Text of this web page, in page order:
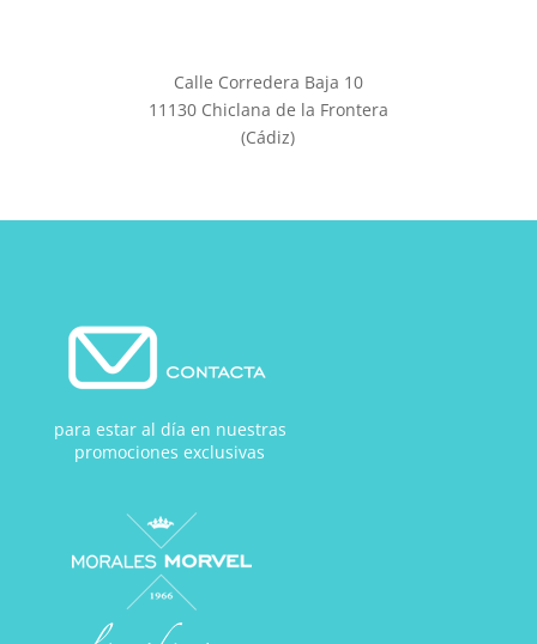
Calle Corredera Baja 10
11130 Chiclana de la Frontera
(Cádiz)
para estar al día en nuestras
promociones exclusivas